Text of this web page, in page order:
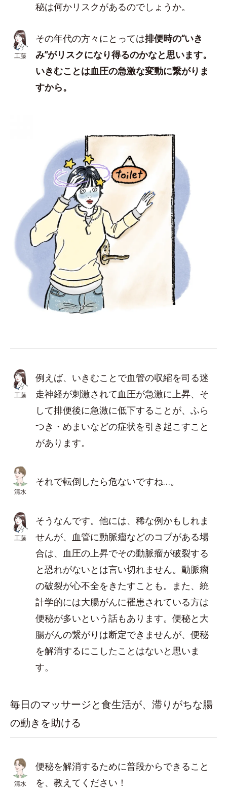
秘は何かリスクがあるのでしょうか。
工藤
その年代の方々にとっては排便時の“いき
み”がリスクになり得るのかなと思います。
いきむことは血圧の急激な変動に繋がりま
すから。
工藤
例えば、いきむことで血管の収縮を司る迷
走神経が刺激されて血圧が急激に上昇、そ
して排便後に急激に低下することが、ふら
つき・めまいなどの症状を引き起こすこと
があります。
清水
それで転倒したら危ないですね…。
工藤
そうなんです。他には、稀な例かもしれま
せんが、血管に動脈瘤などのコブがある場
合は、血圧の上昇でその動脈瘤が破裂する
と恐れがないとは言い切れません。動脈瘤
の破裂が心不全をきたすことも。また、統
計学的には大腸がんに罹患されている方は
便秘が多いという話もあります。便秘と大
腸がんの繋がりは断定できませんが、便秘
を解消するにこしたことはないと思いま
す。
毎日のマッサージと食生活が、滞りがちな腸
の動きを助ける
清水
便秘を解消するために普段からできること
を、教えてください！